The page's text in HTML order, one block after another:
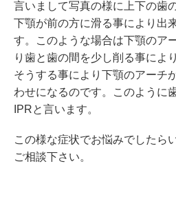
言いまして写真の様に上下の歯
下顎が前の方に滑る事により出
す。このような場合は下顎のア
り歯と歯の間を少し削る事によ
そうする事により下顎のアーチ
わせになるのです。このように
IPRと言います。
この様な症状でお悩みでしたら
ご相談下さい。